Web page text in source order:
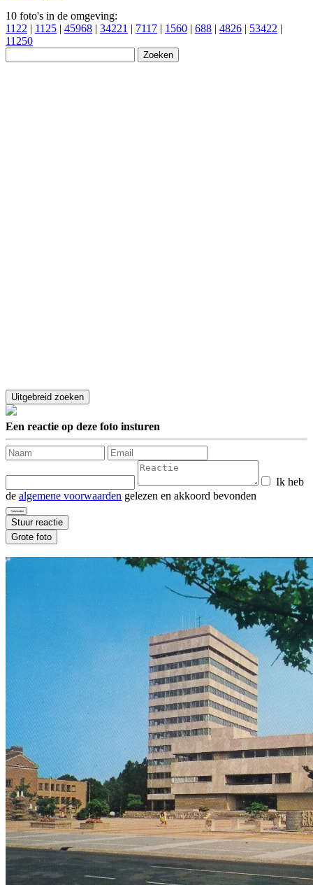
10 foto's in de omgeving:
1122 | 1125 | 45968 | 34221 | 7117 | 1560 | 688 | 4826 | 53422 |
11250
Een reactie op deze foto insturen
Ik heb
de algemene voorwaarden gelezen en akkoord bevonden